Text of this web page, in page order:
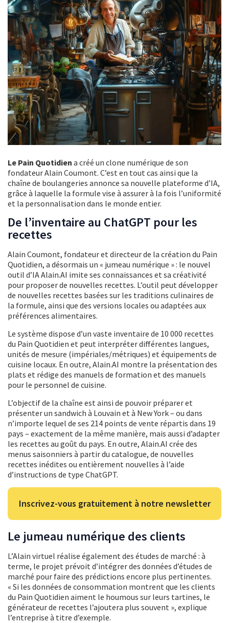
Le Pain Quotidien a créé un clone numérique de son
fondateur Alain Coumont. C’est en tout cas ainsi que la
chaîne de boulangeries annonce sa nouvelle plateforme d’IA,
grâce à laquelle la formule vise à assurer à la fois l’uniformité
et la personnalisation dans le monde entier.
De l’inventaire au ChatGPT pour les
recettes
Alain Coumont, fondateur et directeur de la création du Pain
Quotidien, a désormais un « jumeau numérique » : le nouvel
outil d’IA Alain.AI imite ses connaissances et sa créativité
pour proposer de nouvelles recettes. L’outil peut développer
de nouvelles recettes basées sur les traditions culinaires de
la formule, ainsi que des versions locales ou adaptées aux
préférences alimentaires.
Le système dispose d’un vaste inventaire de 10 000 recettes
du Pain Quotidien et peut interpréter différentes langues,
unités de mesure (impériales/métriques) et équipements de
cuisine locaux. En outre, Alain.AI montre la présentation des
plats et rédige des manuels de formation et des manuels
pour le personnel de cuisine.
L’objectif de la chaîne est ainsi de pouvoir préparer et
présenter un sandwich à Louvain et à New York – ou dans
n’importe lequel de ses 214 points de vente répartis dans 19
pays – exactement de la même manière, mais aussi d’adapter
les recettes au goût du pays. En outre, Alain.AI crée des
menus saisonniers à partir du catalogue, de nouvelles
recettes inédites ou entièrement nouvelles à l’aide
d’instructions de type ChatGPT.
Inscrivez-vous gratuitement à notre newsletter
Le jumeau numérique des clients
L’Alain virtuel réalise également des études de marché : à
terme, le projet prévoit d’intégrer des données d’études de
marché pour faire des prédictions encore plus pertinentes.
« Si les données de consommation montrent que les clients
du Pain Quotidien aiment le houmous sur leurs tartines, le
générateur de recettes l’ajoutera plus souvent », explique
l’entreprise à titre d’exemple.